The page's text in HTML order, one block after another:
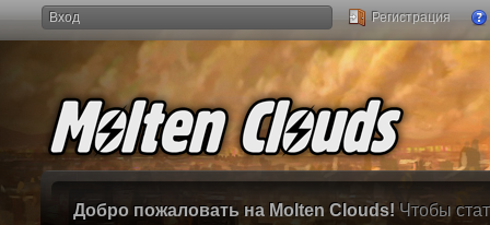
Вход Регистрация
Добро пожаловать на Molten Clouds! Чтобы